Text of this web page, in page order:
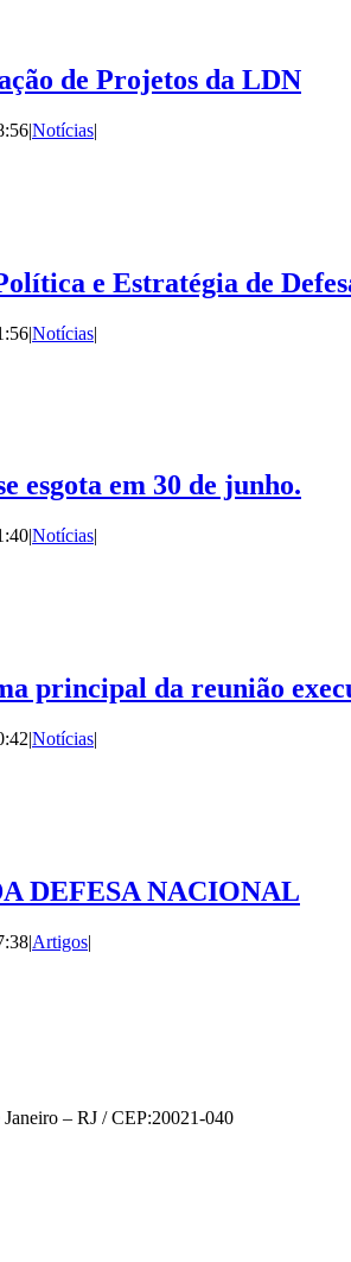
de Projetos da LDN
|Notícias|
e Estratégia de
|Notícias|
esgota em 30 de junho.
|Notícias|
principal da reunião
|Notícias|
DEFESA NACIONAL
|Artigos|
– RJ / CEP:20021-040